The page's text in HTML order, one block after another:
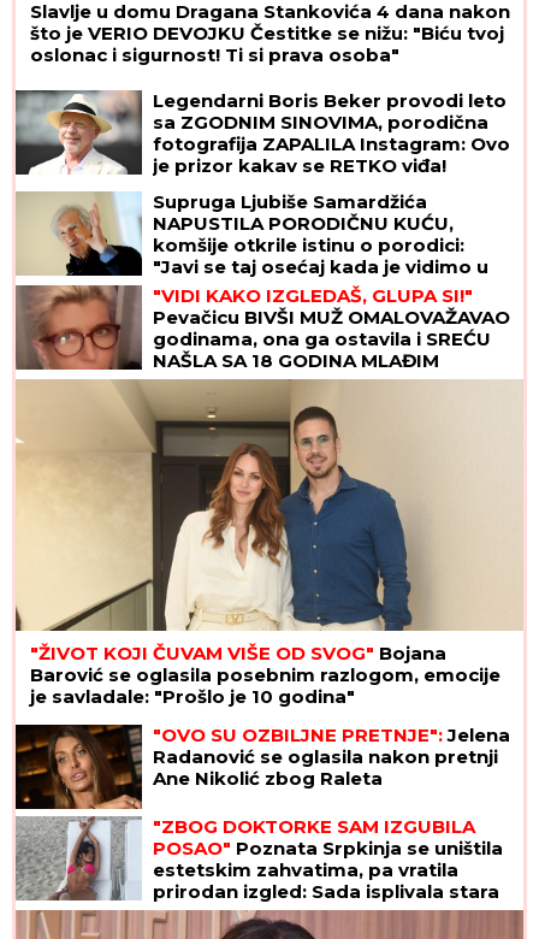
Slavlje u domu Dragana Stankovića 4 dana nakon
što je VERIO DEVOJKU Čestitke se nižu: "Biću tvoj
oslonac i sigurnost! Ti si prava osoba"
Legendarni Boris Beker provodi leto
sa ZGODNIM SINOVIMA, porodična
fotografija ZAPALILA Instagram: Ovo
je prizor kakav se RETKO viđa!
Supruga Ljubiše Samardžića
NAPUSTILA PORODIČNU KUĆU,
komšije otkrile istinu o porodici:
"Javi se taj osećaj kada je vidimo u
prolazu..."
"VIDI KAKO IZGLEDAŠ, GLUPA SI!"
Pevačicu BIVŠI MUŽ OMALOVAŽAVAO
godinama, ona ga ostavila i SREĆU
NAŠLA SA 18 GODINA MLAĐIM
"ŽIVOT KOJI ČUVAM VIŠE OD SVOG" Bojana
Barović se oglasila posebnim razlogom, emocije
je savladale: "Prošlo je 10 godina"
"OVO SU OZBILJNE PRETNJE":Jelena
Radanović se oglasila nakon pretnji
Ane Nikolić zbog Raleta
"ZBOG DOKTORKE SAM IZGUBILA
POSAO" Poznata Srpkinja se uništila
estetskim zahvatima, pa vratila
prirodan izgled: Sada isplivala stara
fotka